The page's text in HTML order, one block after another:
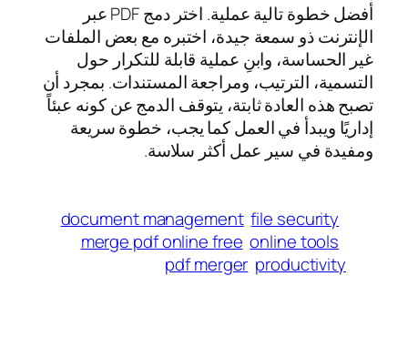
أفضل خطوة تالية عملية. اختر دمج PDF عبر
الإنترنت ذو سمعة جيدة، اختبره مع بعض الملفات
غير الحساسة، وابنِ عملية قابلة للتكرار حول
التسمية، الترتيب، ومراجعة المستندات. بمجرد أن
تصبح هذه العادة ثابتة، يتوقف الدمج عن كونه عبئاً
إداريًا ويبدأ في العمل كما يجب، خطوة سريعة
ومفيدة في سير عمل أكثر سلاسة.
document management file security
merge pdf online free online tools
pdf merger productivity